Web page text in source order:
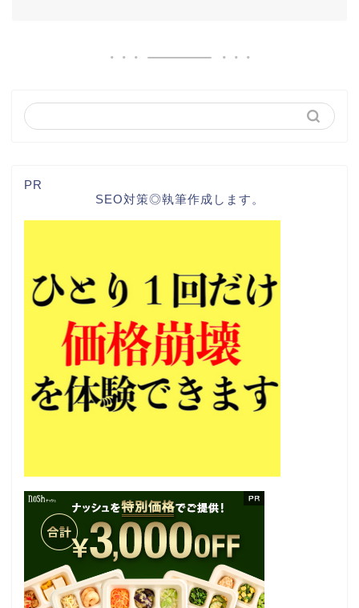
PR
SEO対策◎執筆作成します。